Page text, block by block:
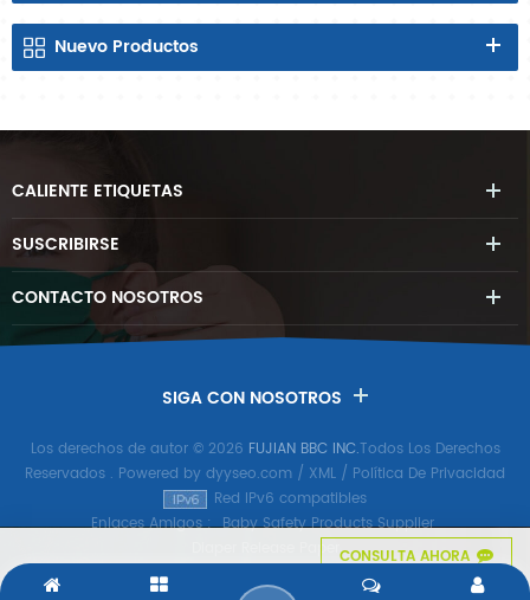
CONSULTA AHORA
Nuevo Productos
CALIENTE ETIQUETAS
SUSCRIBIRSE
CONTACTO NOSOTROS
SIGA CON NOSOTROS
Los derechos de autor © 2026 FUJIAN BBC INC.Todos Los Derechos
Reservados . Powered by dyyseo.com / XML / Política De Privacidad
Red IPv6 compatibles
Enlaces Amigos : Baby Safety Products Supplier